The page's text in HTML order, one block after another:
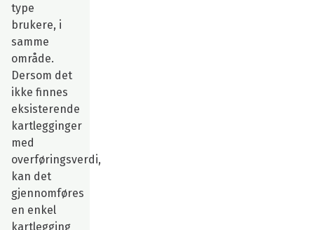
type
brukere, i
samme
område.
Dersom det
ikke finnes
eksisterende
kartlegginger
med
overføringsverdi,
kan det
gjennomføres
en enkel
kartlegging